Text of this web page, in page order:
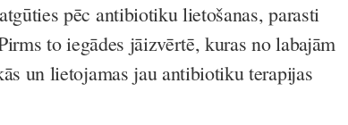
pēc antibiotiku lietošanas, parasti
to iegādes jāizvērtē, kuras no labajām
un lietojamas jau antibiotiku terapijas